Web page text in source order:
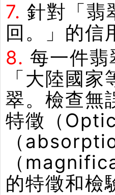
7. 針對「翡
回。」的信
8. 每一件
「大陸國
翠。檢查無
特徵（
（
（
的特徵和檢